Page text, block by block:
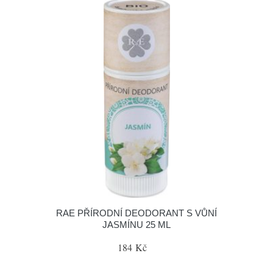
RAE PŘÍRODNÍ DEODORANT S VŮNÍ
JASMÍNU 25 ML
184 Kč